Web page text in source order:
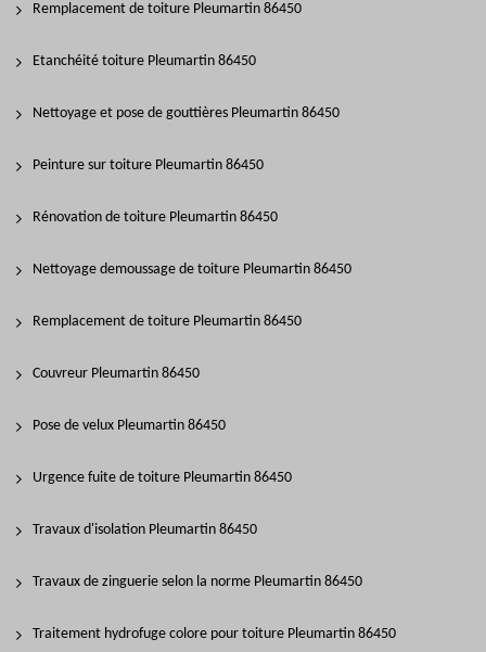
Remplacement de toiture Pleumartin 86450
Etanchéité toiture Pleumartin 86450
Nettoyage et pose de gouttières Pleumartin 86450
Peinture sur toiture Pleumartin 86450
Rénovation de toiture Pleumartin 86450
Nettoyage demoussage de toiture Pleumartin 86450
Remplacement de toiture Pleumartin 86450
Couvreur Pleumartin 86450
Pose de velux Pleumartin 86450
Urgence fuite de toiture Pleumartin 86450
Travaux d'isolation Pleumartin 86450
Travaux de zinguerie selon la norme Pleumartin 86450
Traitement hydrofuge colore pour toiture Pleumartin 86450